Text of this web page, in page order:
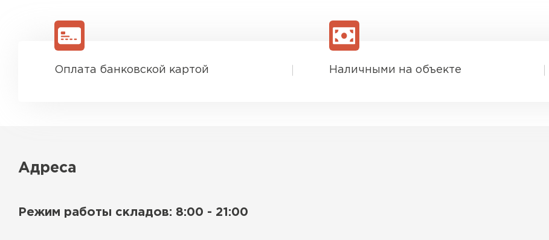
Оплата банковской картой Наличными на объекте
Адреса
Режим работы складов: 8:00 - 21:00